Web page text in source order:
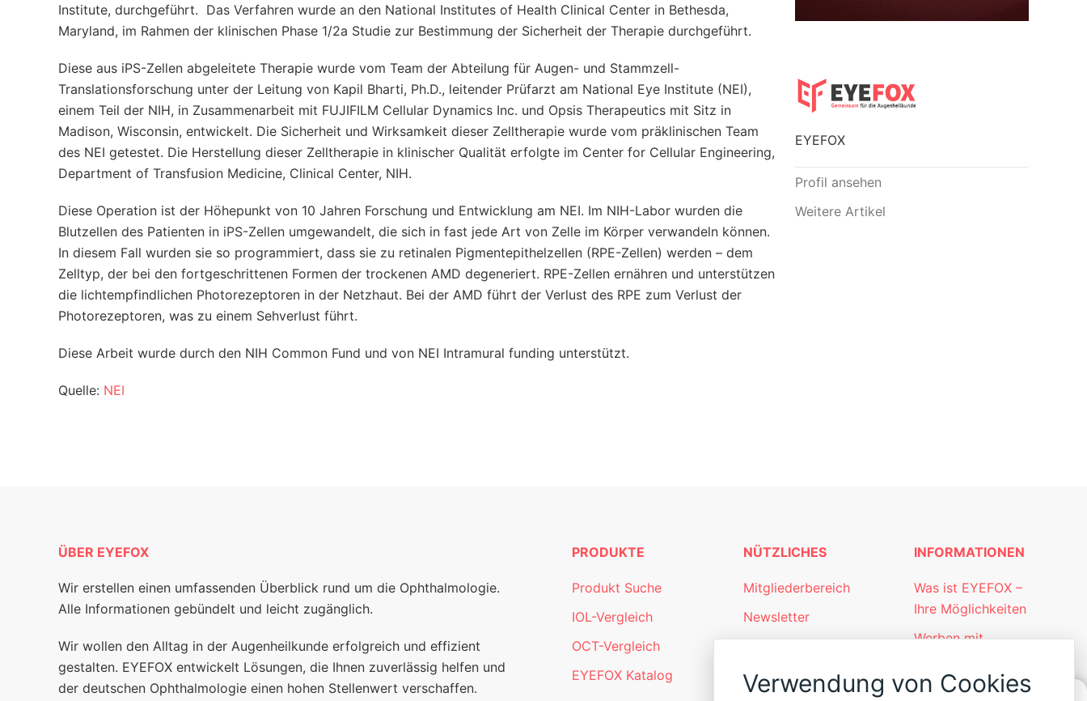
Institute, durchgeführt. Das Verfahren wurde an den National Institutes of Health Clinical Center in Bethesda,
Maryland, im Rahmen der klinischen Phase 1/2a Studie zur Bestimmung der Sicherheit der Therapie durchgeführt.
Diese aus iPS-Zellen abgeleitete Therapie wurde vom Team der Abteilung für Augen- und Stammzell-
Translationsforschung unter der Leitung von Kapil Bharti, Ph.D., leitender Prüfarzt am National Eye Institute (NEI),
einem Teil der NIH, in Zusammenarbeit mit FUJIFILM Cellular Dynamics Inc. und Opsis Therapeutics mit Sitz in
Madison, Wisconsin, entwickelt. Die Sicherheit und Wirksamkeit dieser Zelltherapie wurde vom präklinischen Team
des NEI getestet. Die Herstellung dieser Zelltherapie in klinischer Qualität erfolgte im Center for Cellular Engineering,
Department of Transfusion Medicine, Clinical Center, NIH.
Diese Operation ist der Höhepunkt von 10 Jahren Forschung und Entwicklung am NEI. Im NIH-Labor wurden die
Blutzellen des Patienten in iPS-Zellen umgewandelt, die sich in fast jede Art von Zelle im Körper verwandeln können.
In diesem Fall wurden sie so programmiert, dass sie zu retinalen Pigmentepithelzellen (RPE-Zellen) werden – dem
Zelltyp, der bei den fortgeschrittenen Formen der trockenen AMD degeneriert. RPE-Zellen ernähren und unterstützen
die lichtempfindlichen Photorezeptoren in der Netzhaut. Bei der AMD führt der Verlust des RPE zum Verlust der
Photorezeptoren, was zu einem Sehverlust führt.
Diese Arbeit wurde durch den NIH Common Fund und von NEI Intramural funding unterstützt.
Quelle: NEI
EYEFOX
Profil ansehen
Weitere Artikel
ÜBER EYEFOX
Wir erstellen einen umfassenden Überblick rund um die Ophthalmologie.
Alle Informationen gebündelt und leicht zugänglich.
Wir wollen den Alltag in der Augenheilkunde erfolgreich und effizient
gestalten. EYEFOX entwickelt Lösungen, die Ihnen zuverlässig helfen und
der deutschen Ophthalmologie einen hohen Stellenwert verschaffen.
PRODUKTE
Produkt Suche
IOL-Vergleich
OCT-Vergleich
EYEFOX Katalog
NÜTZLICHES
Mitgliederbereich
Newsletter
INFORMATIONEN
Was ist EYEFOX –
Ihre Möglichkeiten
Werben mit
Kontakt
Verwendung von Cookies